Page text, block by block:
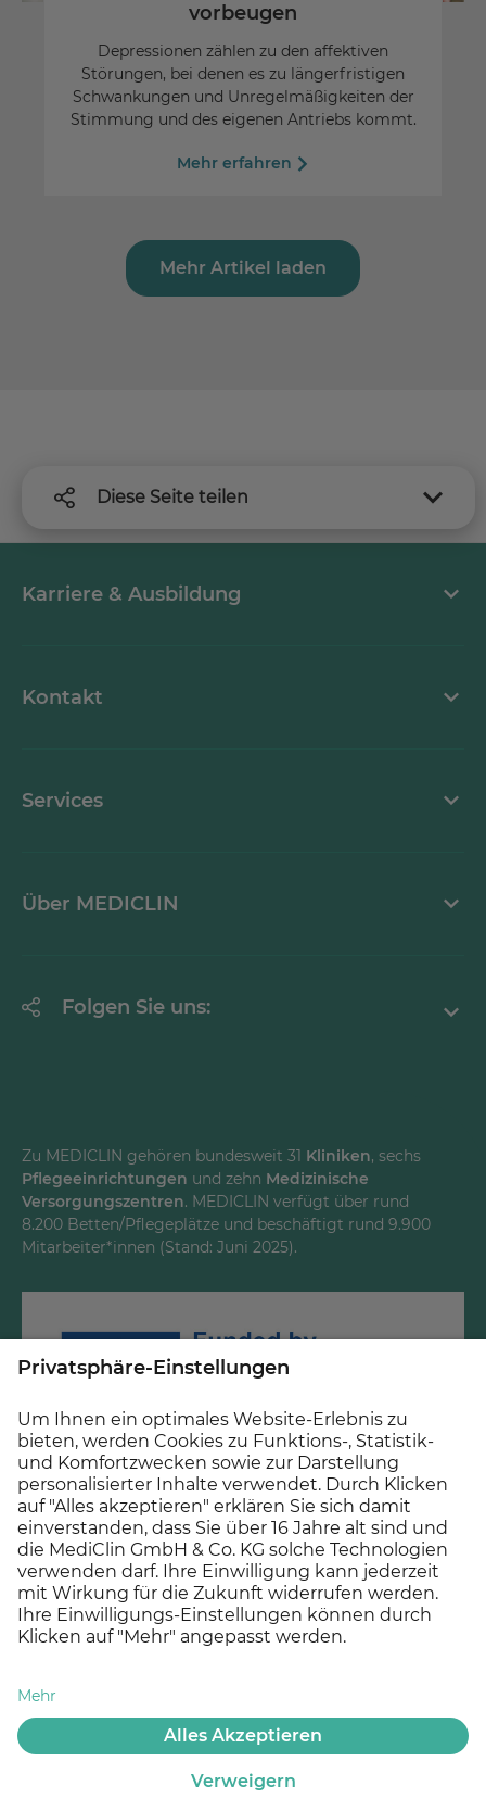
vorbeugen
Depressionen zählen zu den affektiven
Störungen, bei denen es zu längerfristigen
Schwankungen und Unregelmäßigkeiten der
Stimmung und des eigenen Antriebs kommt.
Mehr erfahren
Mehr Artikel laden
Diese Seite teilen
Karriere & Ausbildung
Kontakt
Services
Über MEDICLIN
Folgen Sie uns:
Youtube
LinkedInd
Zu MEDICLIN gehören bundesweit 31 Kliniken, sechs
Pflegeeinrichtungen und zehn Medizinische
Versorgungszentren. MEDICLIN verfügt über rund
8.200 Betten/Pflegeplätze und beschäftigt rund 9.900
Mitarbeiter*innen (Stand: Juni 2025).
Gefördert durch Mittel des Krankenhauszukunftsfonds
beim Bundesamt für Soziale Sicherung und des Landes
Hessen.
© 2026 MEDICLIN AG, Offenburg - Ein Unternehmen der
Asklepios Gruppe
Datenschutz Impressum Cookie Einstellungen